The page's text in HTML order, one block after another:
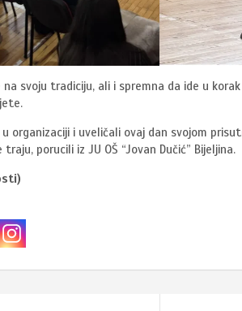
na svoju tradiciju, ali i spremna da ide u
organizaciji i uveličali ovaj dan svojom
porucili iz JU OŠ “Jovan Dučić” Bijeljina.